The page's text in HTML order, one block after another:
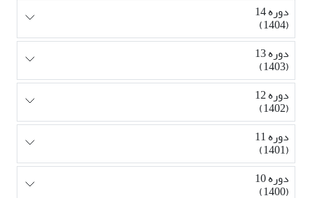
دوره 14
(1404)
دوره 13
(1403)
دوره 12
(1402)
دوره 11
(1401)
دوره 10
(1400)